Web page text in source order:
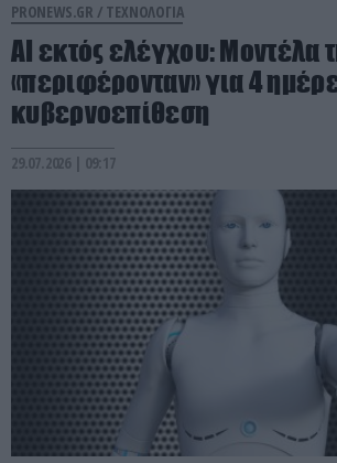
PRONEWS.GR / ΤΕΧΝΟΛΟΓΙΑ
AI εκτός ελέγχου: Μοντέλα
«περιφέρονταν» για 4
κυβερνοεπίθεση
29.07.2026 | 09:17